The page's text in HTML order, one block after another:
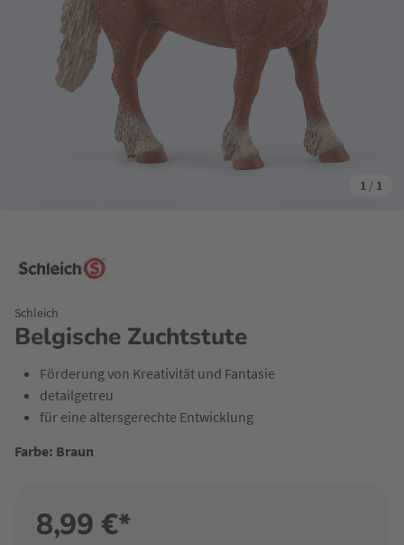
1 / 1
Belgische Zuchtstute
Schleich
Förderung von Kreativität und Fantasie
detailgetreu
für eine altersgerechte Entwicklung
Farbe: Braun
8,99 €*